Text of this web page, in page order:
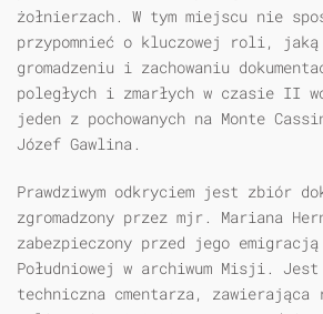
żołnierzach. W tym miejscu nie
przypomnieć o kluczowej roli, jaką
gromadzeniu i zachowaniu
poległych i zmarłych w czasie II
jeden z pochowanych na Monte
Józef Gawlina.
Prawdziwym odkryciem jest zbiór
zgromadzony przez mjr. Mariana
zabezpieczony przed jego
Południowej w archiwum Misji.
techniczna cmentarza,